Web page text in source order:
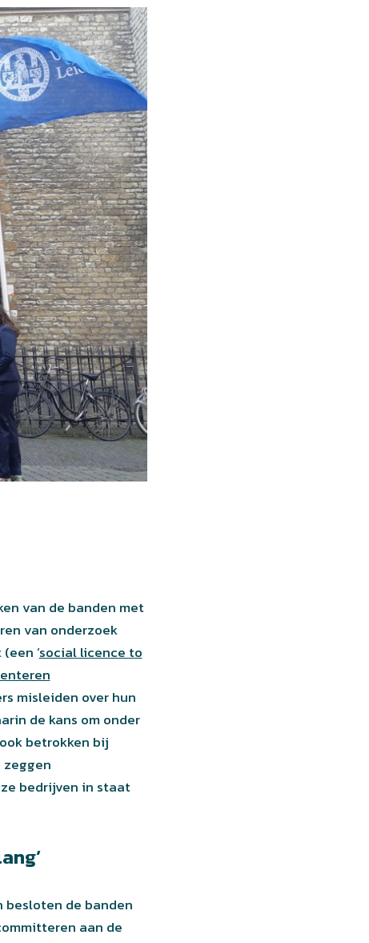
van de banden met
van onderzoek
‘social licence to
misleiden over hun
de kans om onder
betrokken bij
bedrijven in staat
de banden
aan de